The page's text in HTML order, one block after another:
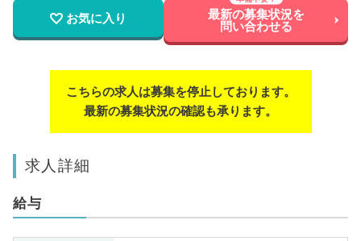
お気に入り 最新の募集状況を
問い合わせる
こちらの求人は募集を停止しております。
最新の募集状況の確認も承ります。
求人詳細
給与